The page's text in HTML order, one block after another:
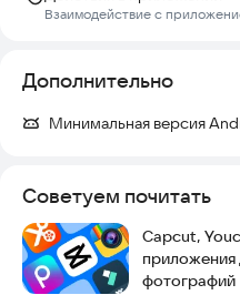
Взаимодействие с
Дополнительно
Минимальная версия
Советуем почитать
Capcut,
приложения
фотографий